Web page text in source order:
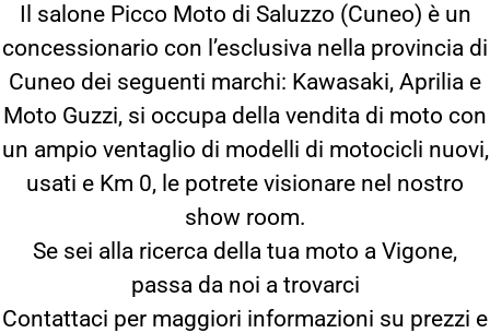
Il salone Picco Moto di Saluzzo (Cuneo) è un
concessionario con l’esclusiva nella provincia di
Cuneo dei seguenti marchi: Kawasaki, Aprilia e
Moto Guzzi, si occupa della vendita di moto con
un ampio ventaglio di modelli di motocicli nuovi,
usati e Km 0, le potrete visionare nel nostro
show room.
Se sei alla ricerca della tua moto a Vigone,
passa da noi a trovarci
Contattaci per maggiori informazioni su prezzi e